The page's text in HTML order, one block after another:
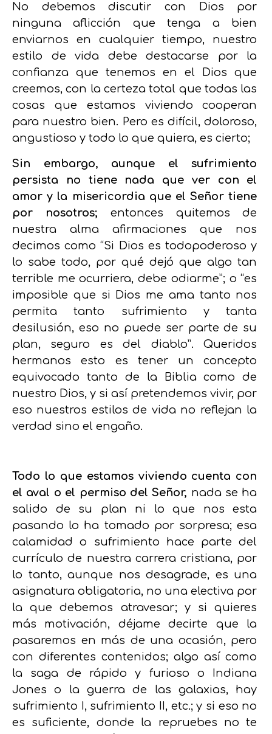
No debemos discutir con Dios por
ninguna aflicción que tenga a bien
enviarnos en cualquier tiempo, nuestro
estilo de vida debe destacarse por la
confianza que tenemos en el Dios que
creemos, con la certeza total que todas las
cosas que estamos viviendo cooperan
para nuestro bien. Pero es difícil, doloroso,
angustioso y todo lo que quiera, es cierto;
Sin embargo, aunque el sufrimiento
persista no tiene nada que ver con el
amor y la misericordia que el Señor tiene
por nosotros;
entonces quitemos de
nuestra alma afirmaciones que nos
decimos como “Si Dios es todopoderoso y
lo sabe todo, por qué dejó que algo tan
terrible me ocurriera, debe odiarme”; o “es
imposible que si Dios me ama tanto nos
permita tanto sufrimiento y tanta
desilusión, eso no puede ser parte de su
plan, seguro es del diablo”. Queridos
hermanos esto es tener un concepto
equivocado tanto de la Biblia como de
nuestro Dios, y si así pretendemos vivir, por
eso nuestros estilos de vida no reflejan la
verdad sino el engaño.
Todo lo que estamos viviendo cuenta con
el aval o el permiso del Señor, nada se ha
salido de su plan ni lo que nos esta
pasando lo ha tomado por sorpresa; esa
calamidad o sufrimiento hace parte del
currículo de nuestra carrera cristiana, por
lo tanto, aunque nos desagrade, es una
asignatura obligatoria, no una electiva por
la que debemos atravesar; y si quieres
más motivación, déjame decirte que la
pasaremos en más de una ocasión, pero
con diferentes contenidos; algo así como
la saga de rápido y furioso o Indiana
Jones o la guerra de las galaxias, hay
sufrimiento I, sufrimiento II, etc.; y si eso no
es suficiente, donde la repruebes no te